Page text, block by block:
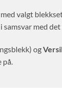
valgt
med
og